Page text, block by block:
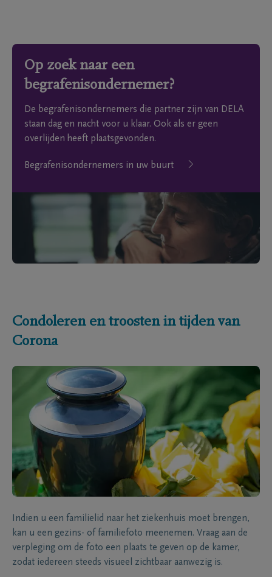
Op zoek naar een
begrafenisondernemer?
De begrafenisondernemers die partner zijn van DELA
staan dag en nacht voor u klaar. Ook als er geen
overlijden heeft plaatsgevonden.
Begrafenisondernemers in uw buurt
Condoleren en troosten in tijden van
Corona
Indien u een familielid naar het ziekenhuis moet brengen,
kan u een gezins- of familiefoto meenemen. Vraag aan de
verpleging om de foto een plaats te geven op de kamer,
zodat iedereen steeds visueel zichtbaar aanwezig is.